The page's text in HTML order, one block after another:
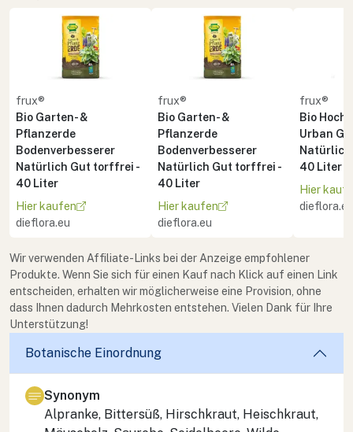
frux®
Bio Garten- &
Pflanzerde
Bodenverbesserer
Natürlich Gut torffrei -
40 Liter
Hier kaufen
dieflora.eu
frux®
Bio Garten- &
Pflanzerde
Bodenverbesserer
Natürlich Gut torffrei -
40 Liter
Hier kaufen
dieflora.eu
frux®
Bio
Urban
40 Liter
Hier
dieflora.eu
Wir verwenden Affiliate-Links bei der Anzeige empfohlener
Produkte. Wenn Sie sich für einen Kauf nach Klick auf einen Link
entscheiden, erhalten wir möglicherweise eine Provision, ohne
dass Ihnen dadurch Mehrkosten entstehen. Vielen Dank für Ihre
Unterstützung!
Botanische Einordnung
Synonym
Alpranke, Bittersüß, Hirschkraut, Heischkraut,